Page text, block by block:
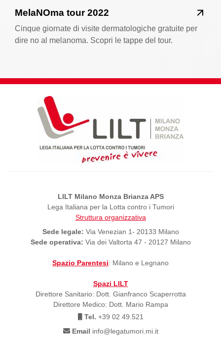
MelaNOma tour 2022
Cinque giornate di visite dermatologiche gratuite per
dire no al melanoma. Scopri le tappe del tour.
LILT Milano Monza Brianza APS
Lega Italiana per la Lotta contro i Tumori
Struttura organizzativa
Sede legale: Via Venezian 1- 20133 Milano
Sede operativa: Via dei Valtorta 47 - 20127 Milano
Spazio Parentesi: Milano e Legnano
Spazi LILT
Direttore Sanitario: Dott. Gianfranco Scaperrotta
Direttore Medico: Dott. Mario Rampa
Tel. +39 02 49.521
Email info@legatumori.mi.it